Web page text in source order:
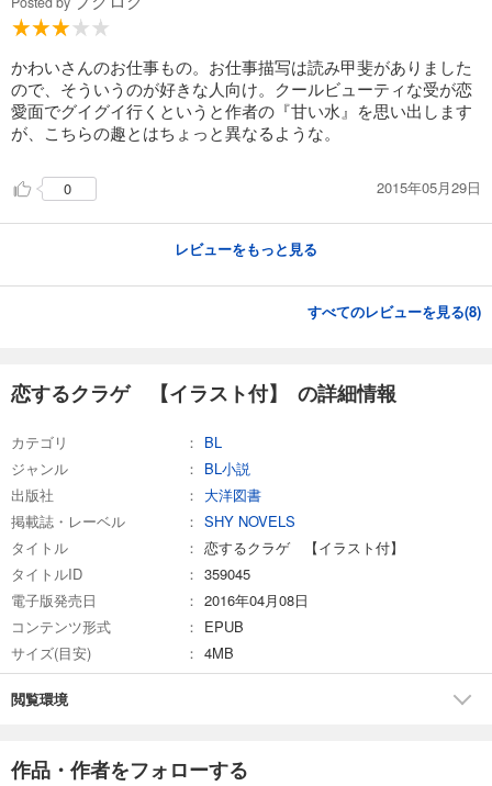
かわいさんのお仕事もの。お仕事描写は読み甲斐がありました
ので、そういうのが好きな人向け。クールビューティな受が恋
愛面でグイグイ行くというと作者の『甘い水』を思い出します
が、こちらの趣とはちょっと異なるような。
0 2015年05月29日
レビューをもっと見る
すべてのレビューを見る(8)
恋するクラゲ 【イラスト付】 の詳細情報
カテゴリ
BL
ジャンル
BL小説
出版社
大洋図書
掲載誌・レーベル
SHY NOVELS
タイトル
恋するクラゲ 【イラスト付】
タイトルID
359045
電子版発売日
2016年04月08日
コンテンツ形式
EPUB
サイズ(目安)
4MB
閲覧環境
作品・作者をフォローする